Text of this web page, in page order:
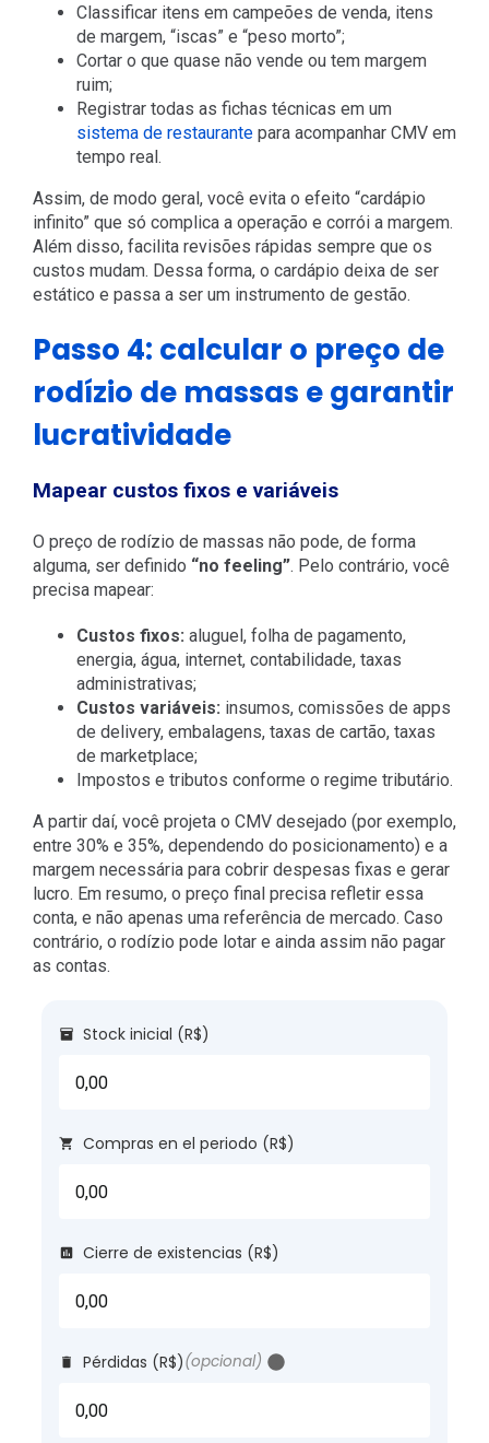
Classificar itens em campeões de venda, itens
de margem, “iscas” e “peso morto”;
Cortar o que quase não vende ou tem margem
ruim;
Registrar todas as fichas técnicas em um
sistema de restaurantepara acompanhar CMV em
tempo real.
Assim, de modo geral, você evita o efeito “cardápio
infinito” que só complica a operação e corrói a margem.
Além disso, facilita revisões rápidas sempre que os
custos mudam. Dessa forma, o cardápio deixa de ser
estático e passa a ser um instrumento de gestão.
Passo 4: calcular o preço de
rodízio de massas e garantir
lucratividade
Mapear custos fixos e variáveis
O preço de rodízio de massas não pode, de forma
alguma, ser definido “no feeling”. Pelo contrário, você
precisa mapear:
Custos fixos: aluguel, folha de pagamento,
energia, água, internet, contabilidade, taxas
administrativas;
Custos variáveis: insumos, comissões de apps
de delivery, embalagens, taxas de cartão, taxas
de marketplace;
Impostos e tributos conforme o regime tributário.
A partir daí, você projeta o CMV desejado (por exemplo,
entre 30% e 35%, dependendo do posicionamento) e a
margem necessária para cobrir despesas fixas e gerar
lucro. Em resumo, o preço final precisa refletir essa
conta, e não apenas uma referência de mercado. Caso
contrário, o rodízio pode lotar e ainda assim não pagar
as contas.
Stock inicial (R$)
Compras en el periodo (R$)
Cierre de existencias (R$)
Pérdidas (R$)(opcional)